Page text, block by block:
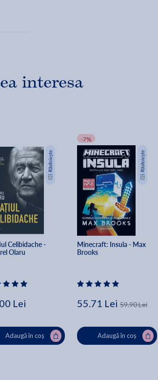
interesa
Celibidache -
Olaru
Lei
Adaugă în coș
-7%
Minecraft: Insula - Max
Brooks
55.71 Lei 59.90 Lei
Adaugă în coș